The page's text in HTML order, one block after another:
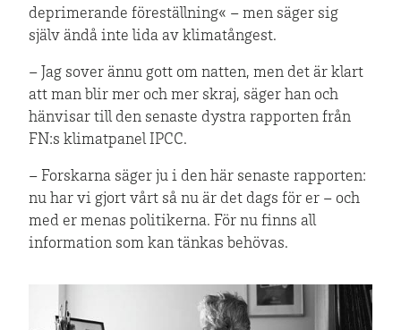
deprimerande föreställning« – men säger sig
själv ändå inte lida av klimatångest.
– Jag sover ännu gott om natten, men det är klart
att man blir mer och mer skraj, säger han och
hänvisar till den senaste dystra rapporten från
FN:s klimatpanel IPCC.
– Forskarna säger ju i den här senaste rapporten:
nu har vi gjort vårt så nu är det dags för er – och
med er menas politikerna. För nu finns all
information som kan tänkas behövas.